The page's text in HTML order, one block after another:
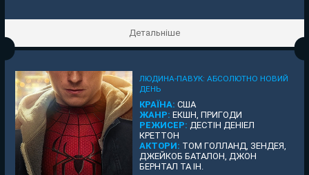
Детальніше
ЛЮДИНА-ПАВУК: АБСОЛЮТНО НОВИЙ
ДЕНЬ
КРАЇНА: США
ЖАНР: ЕКШН, ПРИГОДИ
РЕЖИСЕР: ДЕСТІН ДЕНІЕЛ
КРЕТТОН
АКТОРИ: ТОМ ГОЛЛАНД, ЗЕНДЕЯ,
ДЖЕЙКОБ БАТАЛОН, ДЖОН
БЕРНТАЛ ТА ІН.